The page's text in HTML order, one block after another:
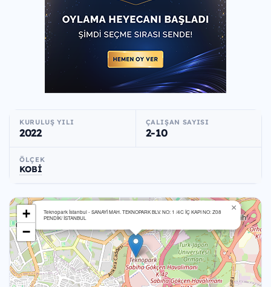
KURULUŞ YILI
2022
ÇALIŞAN SAYISI
2-10
ÖLÇEK
KOBİ
Teknopark İstanbul - SANAYİ MAH. TEKNOPARK BLV. NO: 1 /4C İÇ KAPI NO: Z08
PENDİK/ İSTANBUL
×
+
−